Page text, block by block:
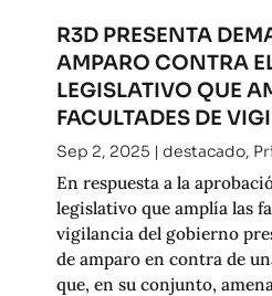
R3D PRESENTA
AMPARO CONTRA
LEGISLATIVO QUE
FACULTADES DE
Sep 2, 2025 | destacado,
En respuesta a la
legislativo que amplía las
vigilancia del gobierno
de amparo en contra de
que, en su conjunto,